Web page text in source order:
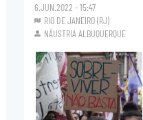
6.JUN.2022 - 15:47
RIO DE JANEIRO (RJ)
NÁUSTRIA ALBUQUERQUE